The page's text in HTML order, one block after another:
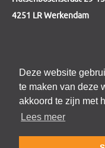
Deze website
te maken van deze
akkoord te zijn met
Lees meer
4251 LR Werkendam
e-mail